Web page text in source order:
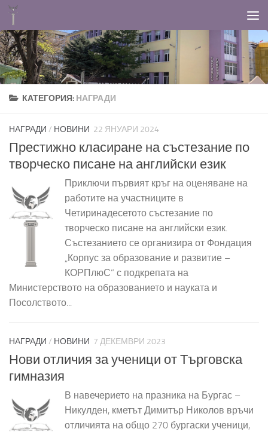
КАТЕГОРИЯ: НАГРАДИ
НАГРАДИ / НОВИНИ 22 ЯНУАРИ 2024
Престижно класиране на състезание по
творческо писане на английски език
Приключи първият кръг на оценяване на
работите на участниците в
Четиринадесетото състезание по
творческо писане на английски език.
Състезанието се организира от Фондация
„Корпус за образование и развитие –
КОРПлюС” с подкрепата на
Министерството на образованието и науката и
Посолството...
НАГРАДИ / НОВИНИ 7 ДЕКЕМВРИ 2023
Нови отличия за ученици от Търговска
гимназия
В навечерието на празника на Бургас –
Никулден, кметът Димитър Николов връчи
отличията на общо 270 бургаски ученици,